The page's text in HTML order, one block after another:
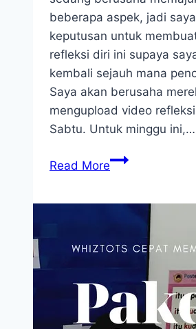
beberapa aspek, jadi
keputusan untuk
refleksi diri ini supaya
kembali sejauh mana
Saya akan berusaha
mengupload video
Sabtu. Untuk minggu ini,…
Read MoreRefleksi
7
Oktober
2017